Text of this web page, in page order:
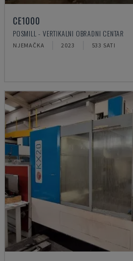
CE1000
POSMILL - VERTIKALNI OBRADNI CENTAR
NJEMAČKA 2023 533 SATI